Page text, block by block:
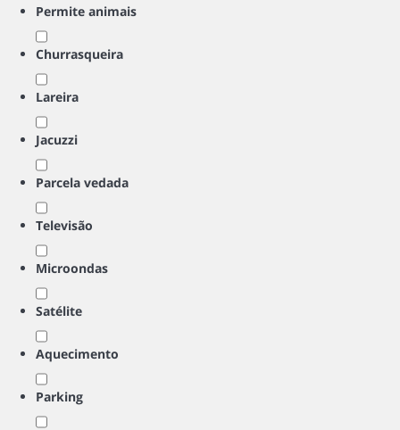
Permite animais
Churrasqueira
Lareira
Jacuzzi
Parcela vedada
Televisão
Microondas
Satélite
Aquecimento
Parking